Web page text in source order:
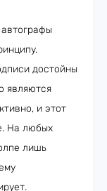
достойны
являются
и этот
На любых
лишь